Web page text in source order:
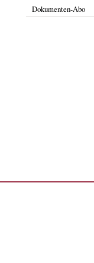
Dokumenten-Abo